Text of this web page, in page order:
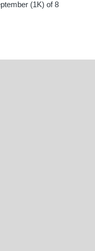
(1K) of 8